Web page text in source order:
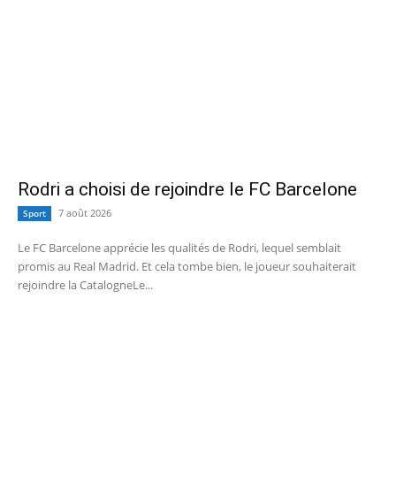
Rodri a choisi de rejoindre le FC Barcelone
Sport 7 août 2026
Le FC Barcelone apprécie les qualités de Rodri, lequel semblait
promis au Real Madrid. Et cela tombe bien, le joueur souhaiterait
rejoindre la CatalogneLe...